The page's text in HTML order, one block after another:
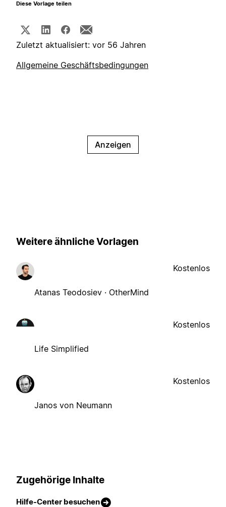
Diese Vorlage teilen
Zuletzt aktualisiert: vor 56 Jahren
Allgemeine Geschäftsbedingungen
Anzeigen
Weitere ähnliche Vorlagen
Atanas Teodosiev · OtherMind
Kostenlos
Life Simplified
Kostenlos
Janos von Neumann
Kostenlos
Zugehörige Inhalte
Hilfe-Center besuchen